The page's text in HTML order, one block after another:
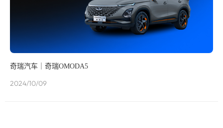
奇瑞汽车｜奇瑞OMODA5
2024/10/09